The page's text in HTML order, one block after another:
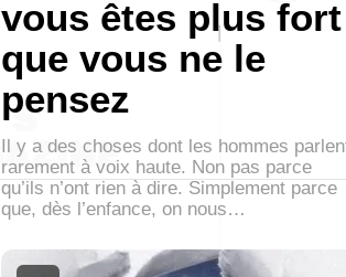
vous êtes plus fort
que vous ne le
pensez
Il y a des choses dont les hommes
rarement à voix haute. Non pas parce
qu’ils n’ont rien à dire. Simplement parce
que, dès l’enfance, on nous…